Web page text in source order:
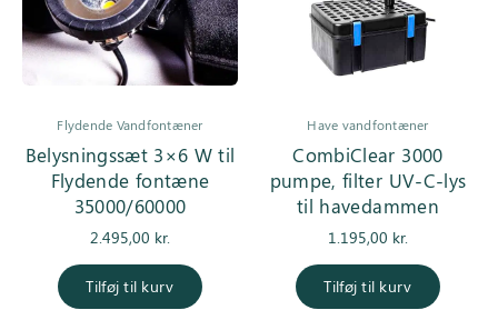
Flydende Vandfontæner
Belysningssæt 3×6 W til
Flydende fontæne
35000/60000
2.495,00 kr.
Tilføj til kurv
Have vandfontæner
CombiClear 3000
pumpe, filter UV-C-lys
til havedammen
1.195,00 kr.
Tilføj til kurv